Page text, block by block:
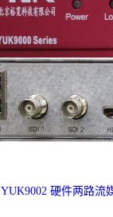
YUK9002 硬件两路流